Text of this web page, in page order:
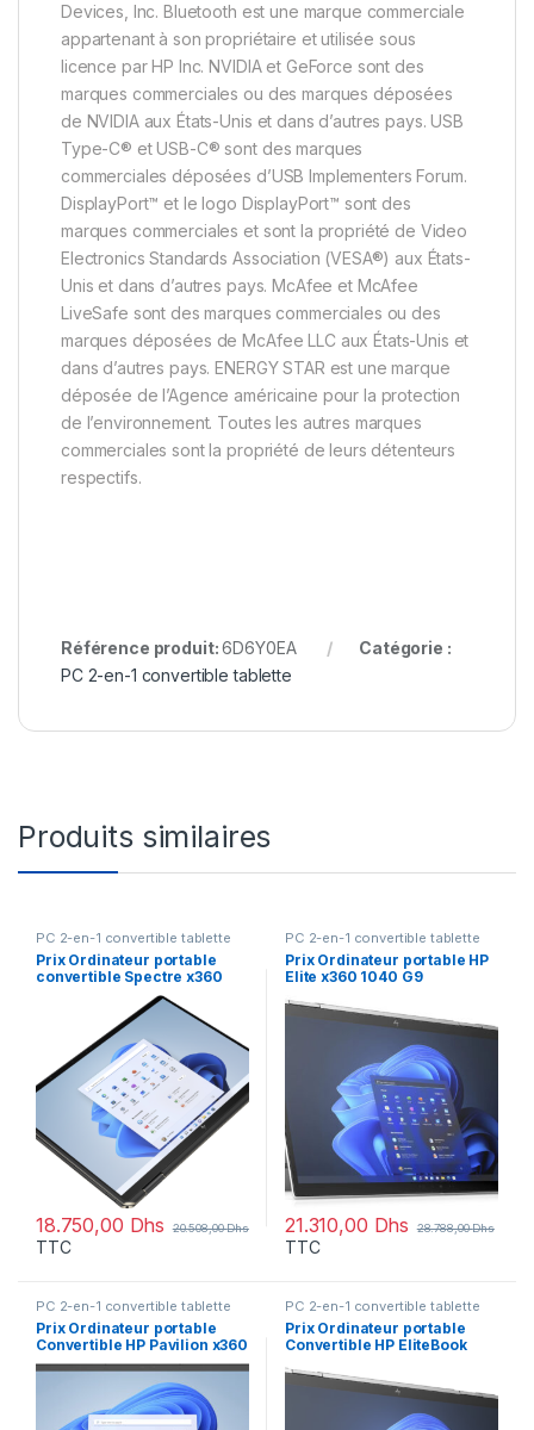
Devices, Inc. Bluetooth est une marque commerciale
appartenant à son propriétaire et utilisée sous
licence par HP Inc. NVIDIA et GeForce sont des
marques commerciales ou des marques déposées
de NVIDIA aux États-Unis et dans d’autres pays. USB
Type-C® et USB-C® sont des marques
commerciales déposées d’USB Implementers Forum.
DisplayPort™ et le logo DisplayPort™ sont des
marques commerciales et sont la propriété de Video
Electronics Standards Association (VESA®) aux États-
Unis et dans d’autres pays. McAfee et McAfee
LiveSafe sont des marques commerciales ou des
marques déposées de McAfee LLC aux États-Unis et
dans d’autres pays. ENERGY STAR est une marque
déposée de l’Agence américaine pour la protection
de l’environnement. Toutes les autres marques
commerciales sont la propriété de leurs détenteurs
respectifs.
Référence produit:6D6Y0EA
Catégorie :
PC 2-en-1 convertible tablette
Produits similaires
PC 2-en-1 convertible tablette
Prix Ordinateur portable
convertible Spectre x360
14-ef2003nk (845A1EA) –
20508.00 – 20508.00
18.750,00 Dhs 20.508,00Dhs
TTC
PC 2-en-1 convertible tablette
Prix Ordinateur portable HP
Elite x360 1040 G9
28788.00
21.310,00 Dhs 28.788,00Dhs
TTC
PC 2-en-1 convertible tablette
Prix Ordinateur portable
Convertible HP Pavilion x360
15-er1001nk (6L9K9EA) – –
PC 2-en-1 convertible tablette
Prix Ordinateur portable
Convertible HP EliteBook
28518.00 – 28518.00